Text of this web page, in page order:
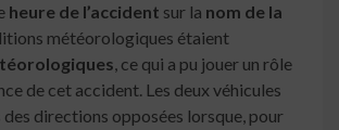
heure de l’accident sur la nom de la
météorologiques étaient
, ce qui a pu jouer un rôle
de cet accident. Les deux véhicules
directions opposées lorsque, pour